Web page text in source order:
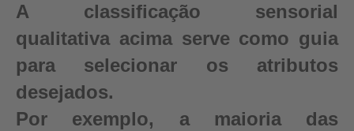
A classificação sensorial
qualitativa acima serve como guia
para selecionar os atributos
desejados.
Por exemplo, a maioria das